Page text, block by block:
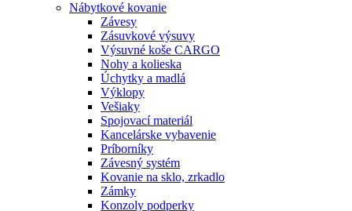
Nábytkové kovanie
Závesy
Zásuvkové výsuvy
Výsuvné koše CARGO
Nohy a kolieska
Úchytky a madlá
Výklopy
Vešiaky
Spojovací materiál
Kancelárske vybavenie
Príborníky
Závesný systém
Kovanie na sklo, zrkadlo
Zámky
Konzoly podperky